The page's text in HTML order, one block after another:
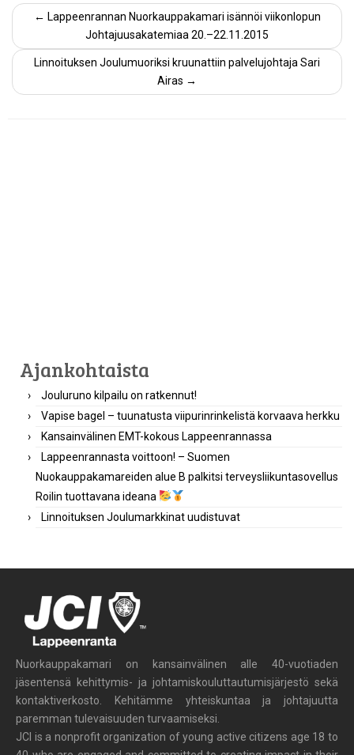
← Lappeenrannan Nuorkauppakamari isännöi viikonlopun
Johtajuusakatemiaa 20.–22.11.2015
Linnoituksen Joulumuoriksi kruunattiin palvelujohtaja Sari
Airas →
Ajankohtaista
Jouluruno kilpailu on ratkennut!
Vapise bagel – tuunatusta viipurinrinkelistä korvaava herkku
Kansainvälinen EMT-kokous Lappeenrannassa
Lappeenrannasta voittoon! – Suomen
Nuokauppakamareiden alue B palkitsi terveysliikuntasovellus
Roilin tuottavana ideana
Linnoituksen Joulumarkkinat uudistuvat
Nuorkauppakamari on kansainvälinen alle 40-vuotiaden
jäsentensä kehittymis- ja johtamiskouluttautumisjärjestö sekä
kontaktiverkosto. Kehitämme yhteiskuntaa ja johtajuutta
paremman tulevaisuuden turvaamiseksi.
JCI is a nonprofit organization of young active citizens age 18 to